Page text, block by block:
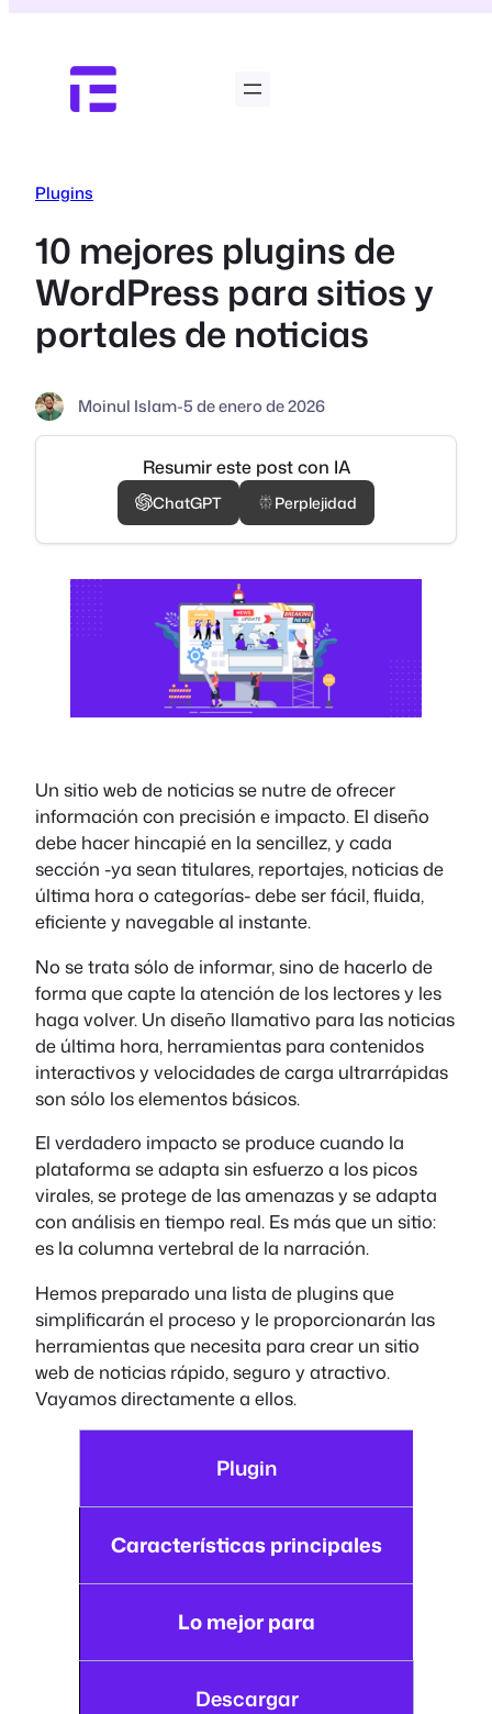
contenido
Plugins
10 mejores plugins de
WordPress para sitios y
portales de noticias
Moinul Islam-5 de enero de 2026
Resumir este post con IA
ChatGPT Perplejidad
Un sitio web de noticias se nutre de ofrecer
información con precisión e impacto. El diseño
debe hacer hincapié en la sencillez, y cada
sección -ya sean titulares, reportajes, noticias de
última hora o categorías- debe ser fácil, fluida,
eficiente y navegable al instante.
No se trata sólo de informar, sino de hacerlo de
forma que capte la atención de los lectores y les
haga volver. Un diseño llamativo para las noticias
de última hora, herramientas para contenidos
interactivos y velocidades de carga ultrarrápidas
son sólo los elementos básicos.
El verdadero impacto se produce cuando la
plataforma se adapta sin esfuerzo a los picos
virales, se protege de las amenazas y se adapta
con análisis en tiempo real. Es más que un sitio:
es la columna vertebral de la narración.
Hemos preparado una lista de plugins que
simplificarán el proceso y le proporcionarán las
herramientas que necesita para crear un sitio
web de noticias rápido, seguro y atractivo.
Vayamos directamente a ellos.
Plugin
Características principales
Lo mejor para
Descargar